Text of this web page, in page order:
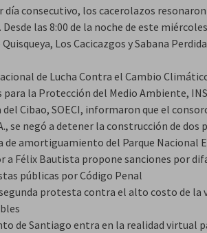
día consecutivo, los cacerolazos
las 8:00 de la noche de este
Los Cacicazgos y Sabana
de Lucha Contra el Cambio
para la Protección del Medio Ambiente,
del Cibao, SOECI, informaron que el
se negó a detener la construcción de
de amortiguamiento del Parque Nacional
a Félix Bautista propone sanciones por
públicas por Código Penal
protesta contra el alto costo de la
de Santiago entra en la realidad virtual